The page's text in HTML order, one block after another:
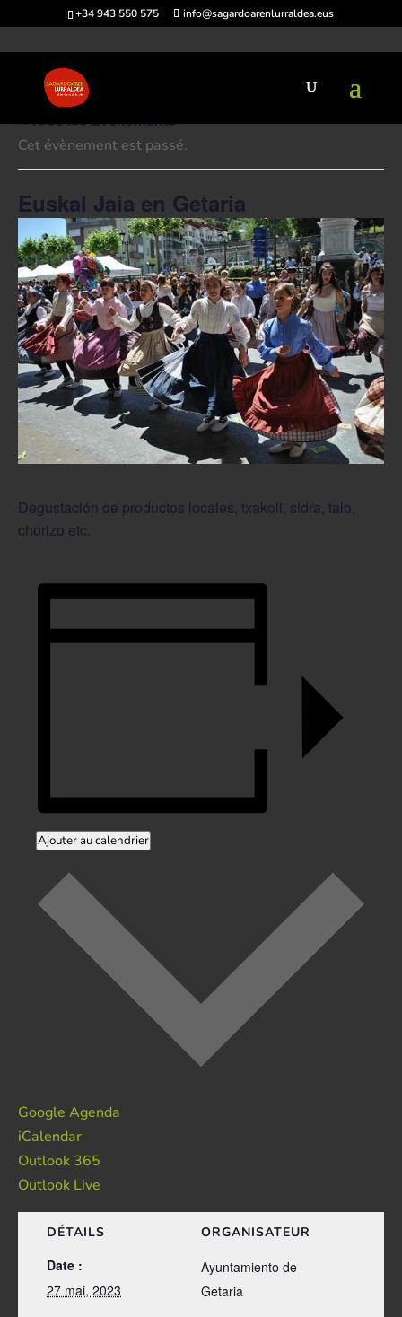
+34 943 550 575 info@sagardoarenlurraldea.eus
« Tous les Évènements
Cet évènement est passé.
Euskal Jaia en Getaria
Degustación de productos locales, txakoli, sidra, talo,
chorizo etc.
Ajouter au calendrier
Google Agenda
iCalendar
Outlook 365
Outlook Live
DÉTAILS
Date :
27 mai, 2023
ORGANISATEUR
Ayuntamiento de
Getaria